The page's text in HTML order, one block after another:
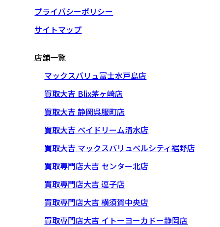
プライバシーポリシー
サイトマップ
店舗一覧
マックスバリュ富士水戸島店
買取大吉 Blix茅ヶ崎店
買取大吉 静岡呉服町店
買取大吉 ベイドリーム清水店
買取大吉 マックスバリュベルシティ裾野店
買取専門店大吉 センター北店
買取専門店大吉 逗子店
買取専門店大吉 横須賀中央店
買取専門店大吉 イトーヨーカドー静岡店